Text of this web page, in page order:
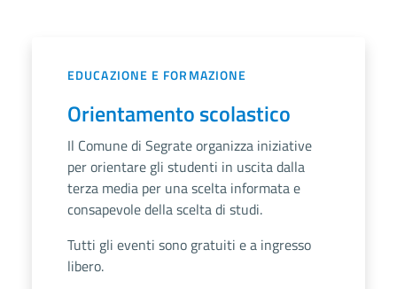
EDUCAZIONE E FORMAZIONE
Orientamento scolastico
Il Comune di Segrate organizza iniziative
per orientare gli studenti in uscita dalla
terza media per una scelta informata e
consapevole della scelta di studi.
Tutti gli eventi sono gratuiti e a ingresso
libero.